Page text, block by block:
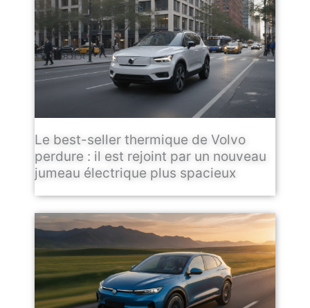
Le best-seller thermique de Volvo
perdure : il est rejoint par un nouveau
jumeau électrique plus spacieux